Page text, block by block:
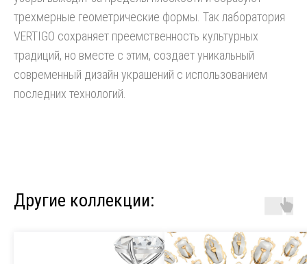
трехмерные геометрические формы. Так лаборатория
VERTIGO сохраняет преемственность культурных
традиций, но вместе с этим, создает уникальный
современный дизайн украшений с использованием
последних технологий.
Другие коллекции: